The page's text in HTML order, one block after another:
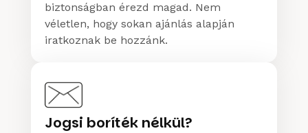
biztonságban érezd magad. Nem
véletlen, hogy sokan ajánlás alapján
iratkoznak be hozzánk.
Jogsi boríték nélkül?